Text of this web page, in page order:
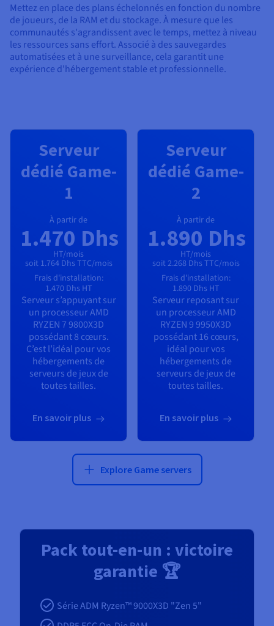
Mettez en place des plans échelonnés en fonction du nombre
de joueurs, de la RAM et du stockage. À mesure que les
communautés s'agrandissent avec le temps, mettez à niveau
les ressources sans effort. Associé à des sauvegardes
automatisées et à une surveillance, cela garantit une
expérience d'hébergement stable et professionnelle.
Serveur
dédié Game-
1
À partir de
1.470 Dhs
HT/mois
soit 1.764 Dhs TTC/mois
Frais d'installation:
1.470 DhsHT
Serveur s’appuyant sur
un processeurAMD
RYZEN 7 9800X3D
possédant8 cœurs.
C’est l’idéal pour vos
hébergements de
serveurs de jeux de
toutes tailles.
En savoir plus
Serveur
dédié Game-
2
À partir de
1.890 Dhs
HT/mois
soit 2.268 Dhs TTC/mois
Frais d'installation:
1.890 DhsHT
Serveur reposant sur
un processeurAMD
RYZEN 9 9950X3D
possédant16 cœurs,
idéal pour vos
hébergements de
serveurs de jeux de
toutes tailles.
En savoir plus
Explore Game servers
Pack tout-en-un : victoire
garantie 🏆
Série ADM Ryzen™ 9000X3D "Zen 5"